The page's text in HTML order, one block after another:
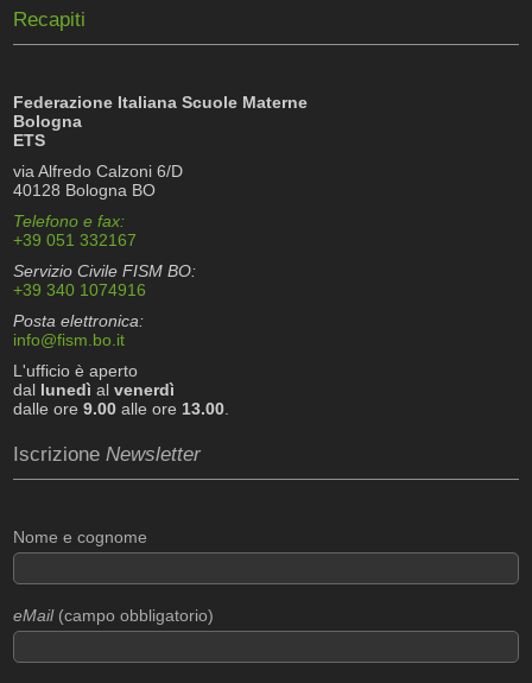
Recapiti
Federazione Italiana Scuole Materne
Bologna
ETS
via Alfredo Calzoni 6/D
40128 Bologna BO
Telefono e fax:
+39 051 332167
Servizio Civile FISM BO:
+39 340 1074916
Posta elettronica:
info@fism.bo.it
L'ufficio è aperto
dal lunedì alvenerdì
dalle ore9.00 alle ore 13.00
IscrizioneNewsletter
Nome e cognome
eMail(campo obbligatorio)